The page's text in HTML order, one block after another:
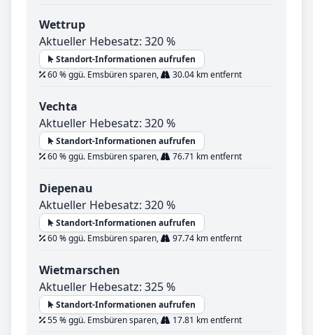
Wettrup
Aktueller Hebesatz: 320 %
Standort-Informationen aufrufen
60 % ggü. Emsbüren sparen,
30.04 km entfernt
Vechta
Aktueller Hebesatz: 320 %
Standort-Informationen aufrufen
60 % ggü. Emsbüren sparen,
76.71 km entfernt
Diepenau
Aktueller Hebesatz: 320 %
Standort-Informationen aufrufen
60 % ggü. Emsbüren sparen,
97.74 km entfernt
Wietmarschen
Aktueller Hebesatz: 325 %
Standort-Informationen aufrufen
55 % ggü. Emsbüren sparen,
17.81 km entfernt